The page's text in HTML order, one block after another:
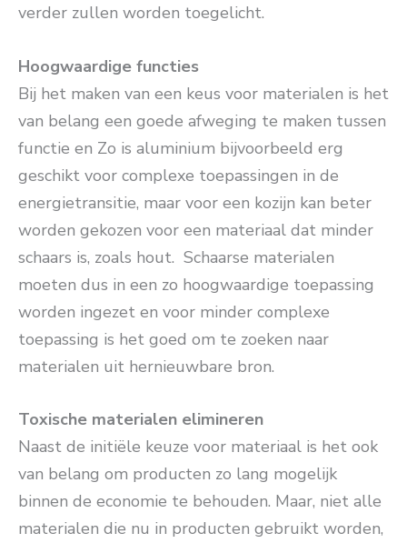
verder zullen worden toegelicht.
Hoogwaardige functies
Bij het maken van een keus voor materialen is het
van belang een goede afweging te maken tussen
functie en Zo is aluminium bijvoorbeeld erg
geschikt voor complexe toepassingen in de
energietransitie, maar voor een kozijn kan beter
worden gekozen voor een materiaal dat minder
schaars is, zoals hout. Schaarse materialen
moeten dus in een zo hoogwaardige toepassing
worden ingezet en voor minder complexe
toepassing is het goed om te zoeken naar
materialen uit hernieuwbare bron.
Toxische materialen elimineren
Naast de initiële keuze voor materiaal is het ook
van belang om producten zo lang mogelijk
binnen de economie te behouden. Maar, niet alle
materialen die nu in producten gebruikt worden,